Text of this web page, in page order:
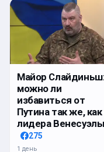
Майор
можно ли
избавиться от
Путина так же, как
лидера
275
1 день